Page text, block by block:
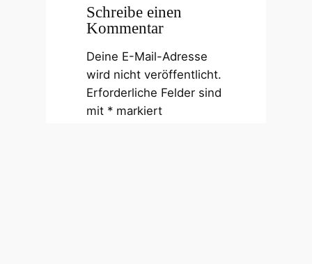
Schreibe einen
Kommentar
Deine E-Mail-Adresse
wird nicht veröffentlicht.
Erforderliche Felder sind
mit * markiert